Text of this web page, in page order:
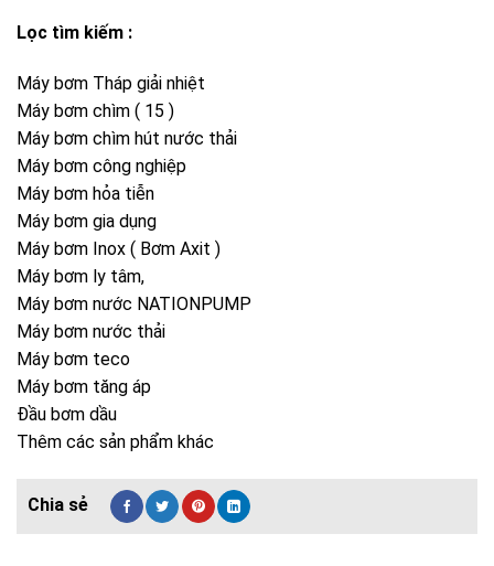
Lọc tìm kiếm :
Máy bơm Tháp giải nhiệt
Máy bơm chìm ( 15 )
Máy bơm chìm hút nước thải
Máy bơm công nghiệp
Máy bơm hỏa tiễn
Máy bơm gia dụng
Máy bơm Inox ( Bơm Axit )
Máy bơm ly tâm,
Máy bơm nước NATIONPUMP
Máy bơm nước thải
Máy bơm teco
Máy bơm tăng áp
Đầu bơm dầu
Thêm các sản phẩm khác